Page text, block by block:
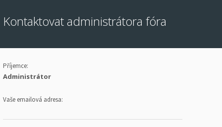
Kontaktovat administrátora fóra
Příjemce:
Administrátor
Vaše emailová adresa: